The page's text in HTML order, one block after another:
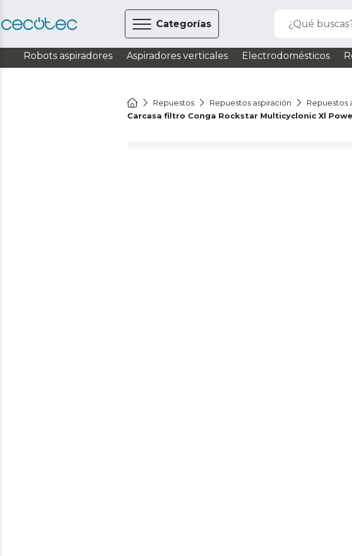
Categorías ¿Qué
Robots aspiradores Aspiradores verticales Electrodomésticos
Repuestos Repuestos aspiración
Repuestos
Carcasa filtro Conga Rockstar Multicyclonic Xl